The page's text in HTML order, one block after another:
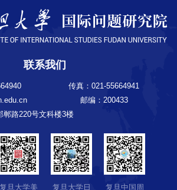
联系我们
传真：021-55664941
邮编：200433
郸路220号文科楼3楼
复旦大学美 复旦大学日 复旦中国周